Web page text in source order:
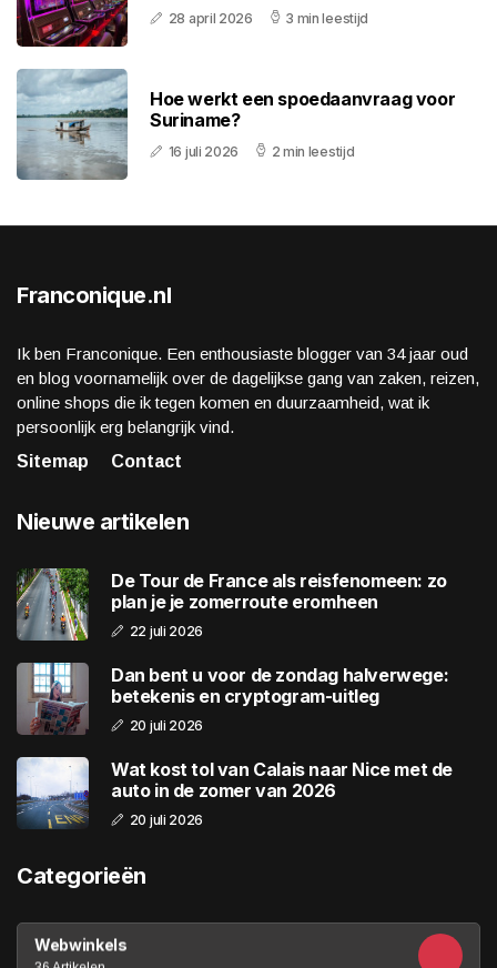
28 april 2026 3 min leestijd
Hoe werkt een spoedaanvraag voor
Suriname?
16 juli 2026 2 min leestijd
Franconique.nl
Ik ben Franconique. Een enthousiaste blogger van 34 jaar oud
en blog voornamelijk over de dagelijkse gang van zaken, reizen,
online shops die ik tegen komen en duurzaamheid, wat ik
persoonlijk erg belangrijk vind.
Sitemap
Contact
Nieuwe artikelen
De Tour de France als reisfenomeen: zo
plan je je zomerroute eromheen
22 juli 2026
Dan bent u voor de zondag halverwege:
betekenis en cryptogram-uitleg
20 juli 2026
Wat kost tol van Calais naar Nice met de
auto in de zomer van 2026
20 juli 2026
Categorieën
Webwinkels